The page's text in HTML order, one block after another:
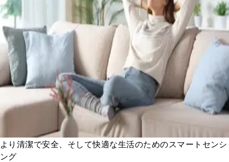
より清潔で安全、そして快適な生活のためのスマートセンシ
ング